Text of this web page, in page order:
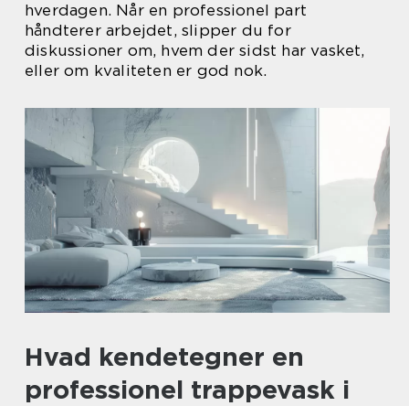
hverdagen. Når en professionel part
håndterer arbejdet, slipper du for
diskussioner om, hvem der sidst har vasket,
eller om kvaliteten er god nok.
Hvad kendetegner en
professionel trappevask i